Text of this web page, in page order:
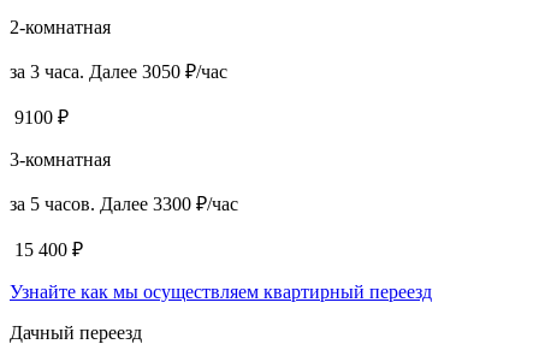
2-комнатная
за 3 часа. Далее 3050 ₽/час
9100 ₽
3-комнатная
за 5 часов. Далее 3300 ₽/час
15 400 ₽
Узнайте как мы осуществляем квартирный переезд
Дачный переезд